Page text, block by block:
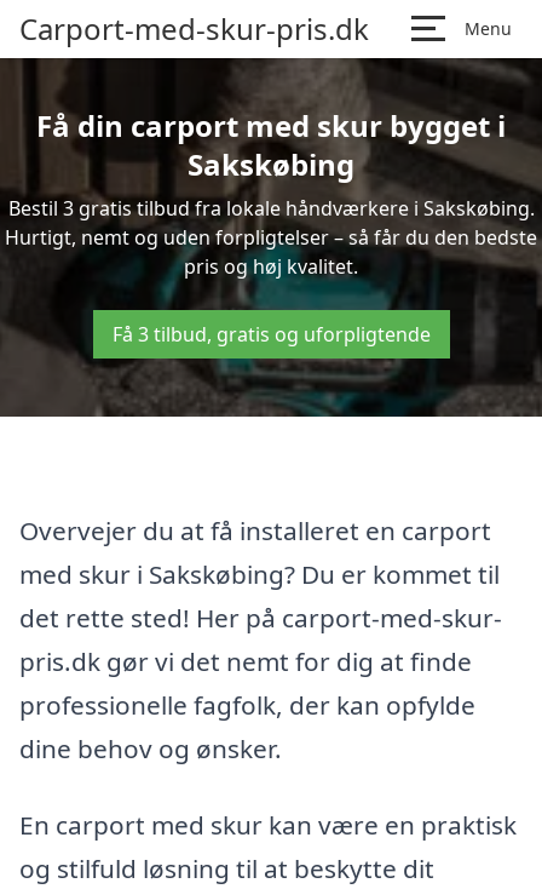
Carport-med-skur-pris.dk Menu
Få din carport med skur bygget i
Sakskøbing
Bestil 3 gratis tilbud fra lokale håndværkere i Sakskøbing.
Hurtigt, nemt og uden forpligtelser – så får du den bedste
pris og høj kvalitet.
Få 3 tilbud, gratis og uforpligtende
Overvejer du at få installeret en carport
med skur i Sakskøbing? Du er kommet til
det rette sted! Her på carport-med-skur-
pris.dk gør vi det nemt for dig at finde
professionelle fagfolk, der kan opfylde
dine behov og ønsker.
En carport med skur kan være en praktisk
og stilfuld løsning til at beskytte dit